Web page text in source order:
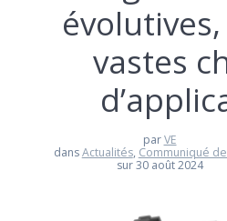
vastes
parVE
dansActualités, Communiqué
sur 30 août 2024